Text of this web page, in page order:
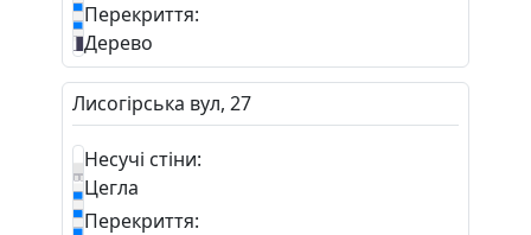
Перекриття:
Дерево
Лисогірська вул, 27
Несучі стіни:
Цегла
Перекриття: